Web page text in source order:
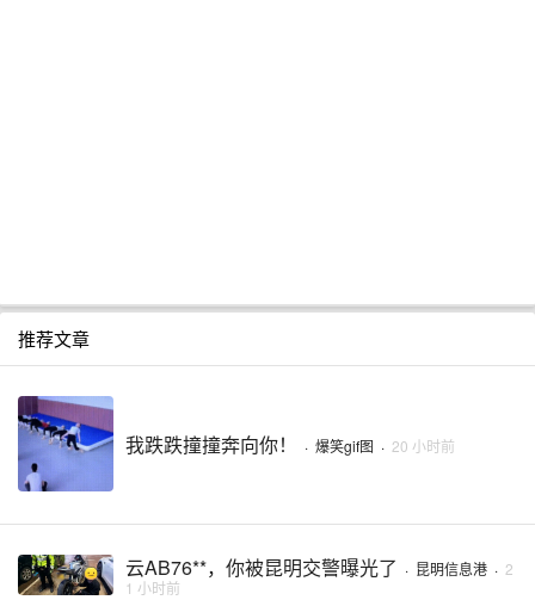
推荐文章
我跌跌撞撞奔向你！ · 爆笑gif图 · 20 小时前
云AB76**，你被昆明交警曝光了 · 昆明信息港 · 2
1 小时前